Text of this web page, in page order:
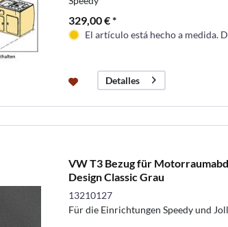
329,00 € *
El artículo está hecho a medida.
Detalles
VW T3 Bezug für
Design Classic Grau
13210127
Für die Einrichtungen Speedy und